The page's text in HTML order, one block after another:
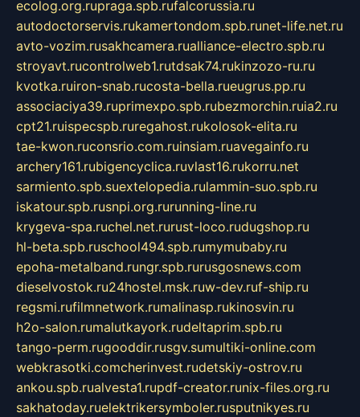
ecolog.org.rupraga.spb.rufalcorussia.ru
autodoctorservis.rukamertondom.spb.runet-life.net.ru
avto-vozim.rusakhcamera.rualliance-electro.spb.ru
stroyavt.rucontrolweb1.rutdsak74.rukinzozo-ru.ru
kvotka.ruiron-snab.rucosta-bella.rueugrus.pp.ru
associaciya39.ruprimexpo.spb.rubezmorchin.ruia2.ru
cpt21.ruispecspb.ruregahost.rukolosok-elita.ru
tae-kwon.ruconsrio.com.ruinsiam.ruavegainfo.ru
archery161.rubigencyclica.ruvlast16.rukorru.net
sarmiento.spb.suextelopedia.rulammin-suo.spb.ru
iskatour.spb.rusnpi.org.rurunning-line.ru
krygeva-spa.ruchel.net.rurust-loco.rudugshop.ru
hl-beta.spb.ruschool494.spb.rumymubaby.ru
epoha-metalband.rungr.spb.rurusgosnews.com
dieselvostok.ru24hostel.msk.ruw-dev.ruf-ship.ru
regsmi.rufilmnetwork.rumalinasp.rukinosvin.ru
h2o-salon.rumalutkayork.rudeltaprim.spb.ru
tango-perm.rugooddir.rusgv.sumultiki-online.com
webkrasotki.comcherinvest.rudetskiy-ostrov.ru
ankou.spb.rualvesta1.rupdf-creator.runix-files.org.ru
sakhatoday.ruelektrikersymboler.rusputnikyes.ru